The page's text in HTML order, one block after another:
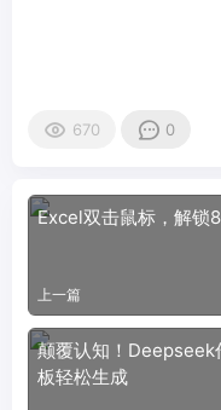
670 0
Excel双击鼠标，解锁
上一篇
颠覆认知！Deepseek
板轻松生成